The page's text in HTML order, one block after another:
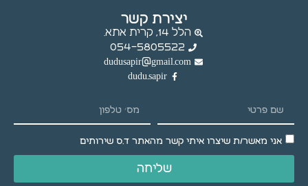
יצירת קשר
הלל 14, קרית אתא.
054-5805522
dudusapir@gmail.com
dudu.sapir
אני מאשר/ת שיצרו איתי קשר מהאתר ד.ס שירותים
שליחה